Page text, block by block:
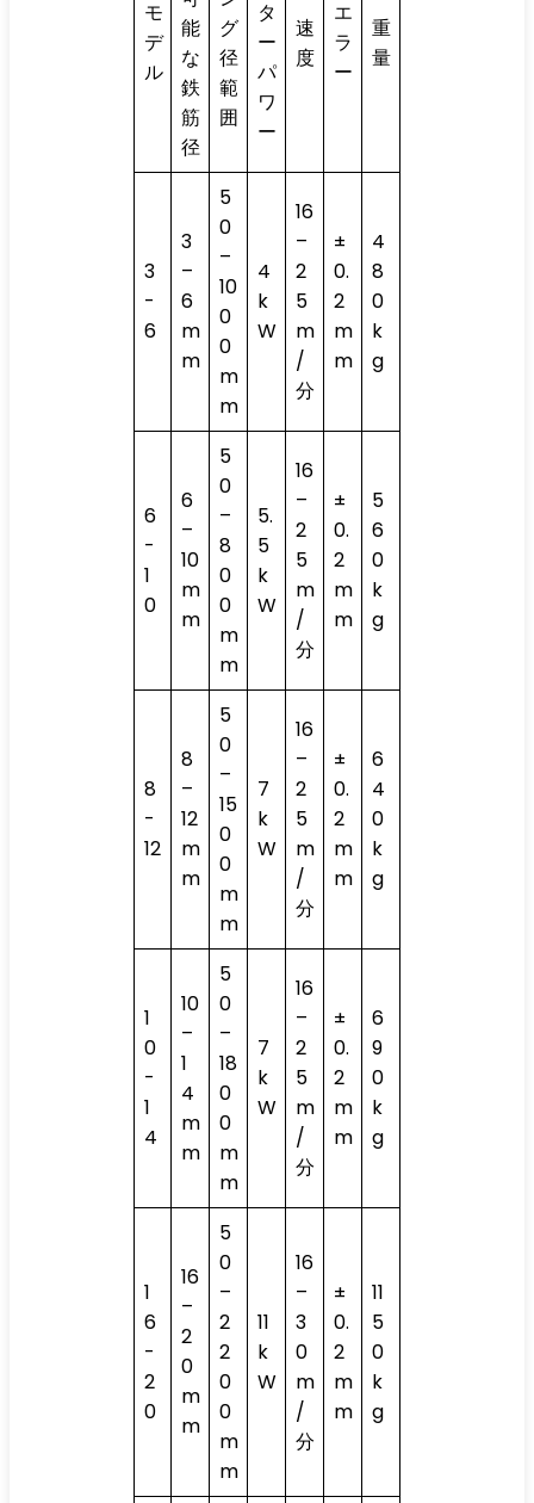
モ
デ
ル
能
な
鉄
筋
径
グ
径
範
囲
タ
ー
パ
ワ
ー
速
度
エ
ラ
ー
重
量
3
-
6
3
–
6
m
m
5
0
–
10
0
0
m
m
4
k
W
16
–
2
5
m
/
分
±
0.
2
m
m
4
8
0
k
g
6
-
1
0
6
–
10
m
m
5
0
–
8
0
0
m
m
5.
5
k
W
16
–
2
5
m
/
分
±
0.
2
m
m
5
6
0
k
g
8
-
12
8
–
12
m
m
5
0
–
15
0
0
m
m
7
k
W
16
–
2
5
m
/
分
±
0.
2
m
m
6
4
0
k
g
1
0
-
1
4
10
–
1
4
m
m
5
0
–
18
0
0
m
m
7
k
W
16
–
2
5
m
/
分
±
0.
2
m
m
6
9
0
k
g
1
6
-
2
0
16
–
2
0
m
m
5
0
–
2
2
0
0
m
m
11
k
W
16
–
3
0
m
/
分
±
0.
2
m
m
11
5
0
k
g